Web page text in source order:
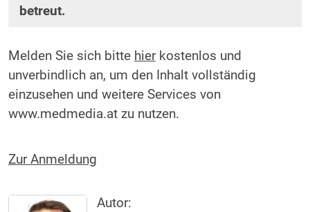
betreut.
Melden Sie sich bitte hierkostenlos und
unverbindlich an, um den Inhalt vollständig
einzusehen und weitere Services von
www.medmedia.at zu nutzen.
Zur Anmeldung
Autor: